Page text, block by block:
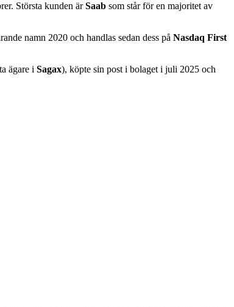
Största kunden ärSaab som står för en majoritet av
namn 2020 och handlas sedan dess på Nasdaq First
ägare i Sagax), köpte sin post i bolaget i juli 2025 och